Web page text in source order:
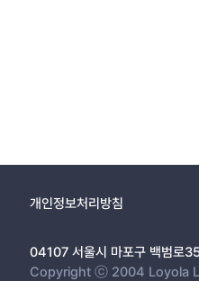
개인정보처리방침
04107 서울시 마포구 백범로
Copyright ⓒ 2004 Loyola